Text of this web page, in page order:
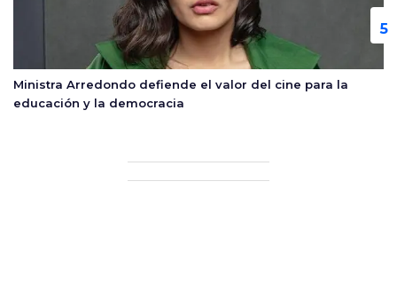
Ministra Arredondo defiende el valor del cine para la
educación y la democracia